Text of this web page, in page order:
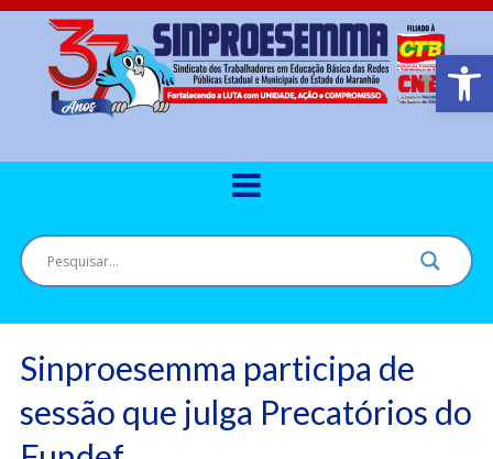
Barra de
Sinproesemma participa de
sessão que julga Precatórios do